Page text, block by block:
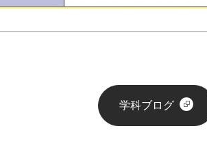
学科ブログ